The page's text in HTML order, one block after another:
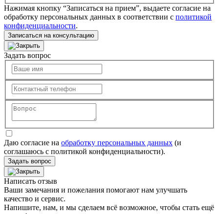
Нажимая кнопку “Записаться на прием”, выдаете согласие на
обработку персональных данных в соответствии с политикой
конфиденциальности.
Записаться на консультацию
Задать вопрос
Даю согласие на обработку персональных данных (и
соглашаюсь с политикой конфиденциальности).
Задать вопрос
Написать отзыв
Ваши замечания и пожелания помогают нам улучшать
качество и сервис.
Напишите, нам, и мы сделаем всё возможное, чтобы стать ещё